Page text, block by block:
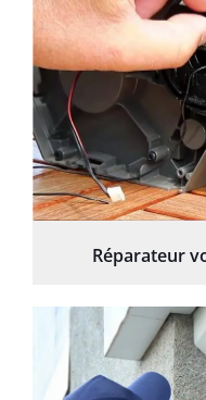
Réparateur